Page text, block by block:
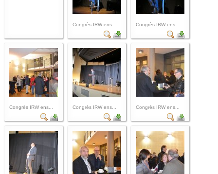
Congrès IRW ens... Congrès IRW ens...
Congrès IRW ens... Congrès IRW ens... Congrès IRW ens...